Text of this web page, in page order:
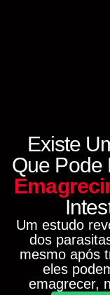
Existe
Que Pode
Um estudo
dos
mesmo após
eles
emagrecer,